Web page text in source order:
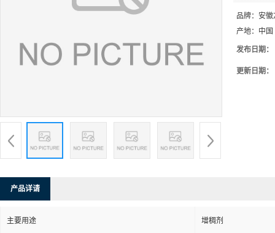
品牌： 安徽
产地： 中国
发布日期：
更新日期：
产品详请
主要用途 增稠剂